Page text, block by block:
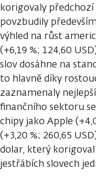
korigovaly
povzbudily
výhled na růst
(+6,19 %; 124,60
slov dosáhne na
to hlavně díky
zaznamenaly
finančního sektoru
chipy jako Apple
(+3,20 %; 260,65
dolar, který
jestřábích slovech